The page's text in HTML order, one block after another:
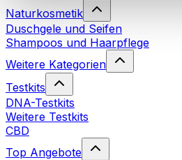
Naturkosmetik
Duschgele und Seifen
Shampoos und Haarpflege
Weitere Kategorien
Testkits
DNA-Testkits
Weitere Testkits
CBD
Top Angebote